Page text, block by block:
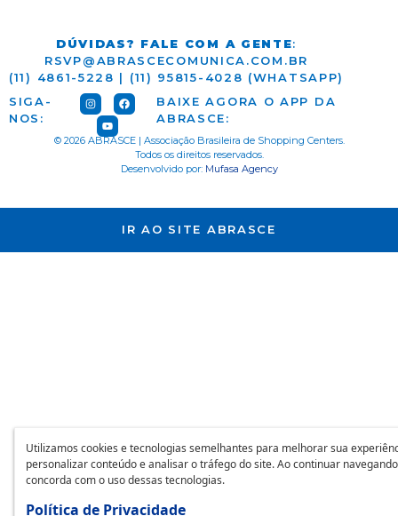
DÚVIDAS? FALE COM A GENTE:
RSVP@ABRASCECOMUNICA.COM.BR
(11) 4861-5228 | (11) 95815-4028 (WHATSAPP)
SIGA-
NOS:
BAIXE AGORA O APP DA
ABRASCE:
© 2026 ABRASCE | Associação Brasileira de Shopping Centers.
Todos os direitos reservados.
Desenvolvido por: Mufasa Agency
IR AO SITE ABRASCE
Utilizamos cookies e tecnologias semelhantes para melhorar sua
personalizar conteúdo e analisar o tráfego do site. Ao continuar
concorda com o uso dessas tecnologias.
Política de Privacidade